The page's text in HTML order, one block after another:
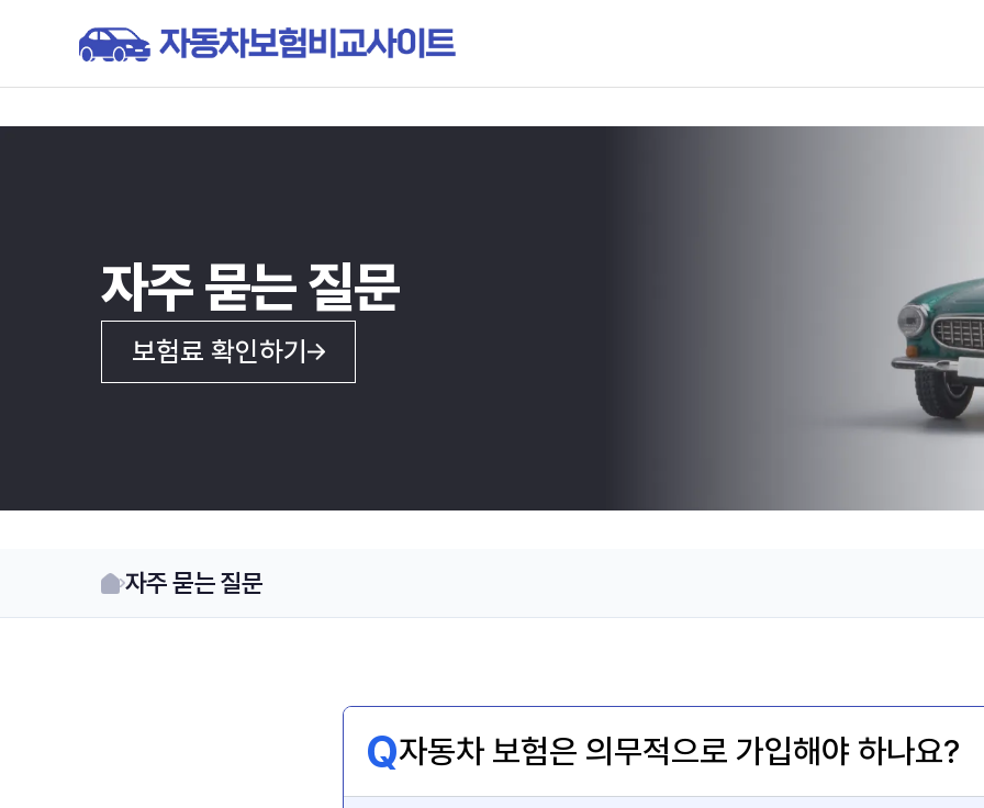
자주 묻는 질문
보험료 확인하기
자주 묻는 질문
Q자동차 보험은 의무적으로 가입해야 하나요?